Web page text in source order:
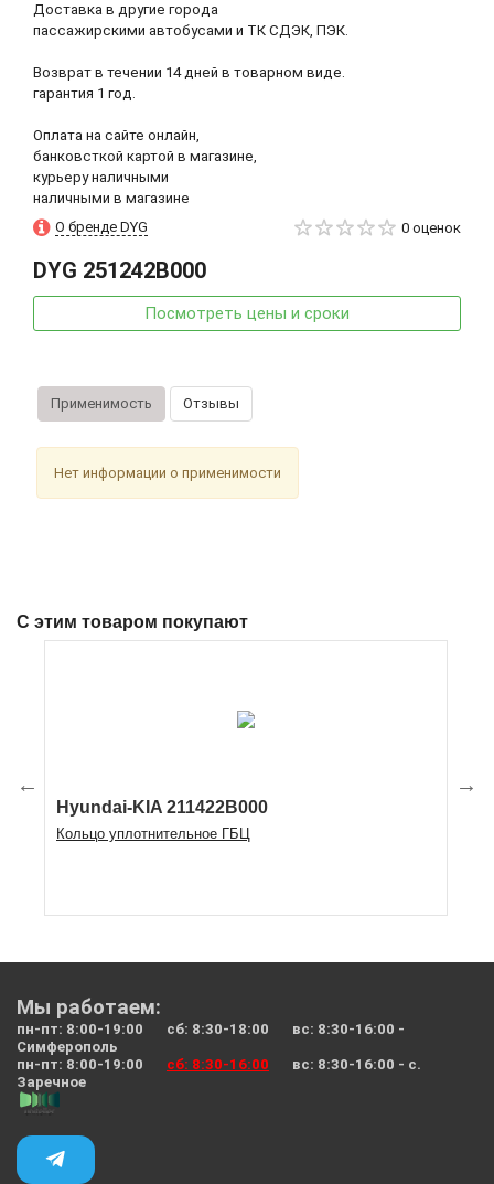
Доставка в другие города
пассажирскими автобусами и ТК СДЭК, ПЭК.
Возврат в течении 14 дней в товарном виде.
гарантия 1 год.
Оплата на сайте онлайн,
банковсткой картой в магазине,
курьеру наличными
наличными в магазине
О бренде DYG
0 оценок
DYG 251242B000
Посмотреть цены и сроки
Применимость Отзывы
Нет информации о применимости
С этим товаром покупают
Hyundai-KIA 211422B000
Кольцо уплотнительное ГБЦ
Мы работаем:
пн-пт: 8:00-19:00 сб: 8:30-18:00 вс: 8:30-16:00 -
Симферополь
пн-пт: 8:00-19:00 сб: 8:30-16:00 вс: 8:30-16:00 - с.
Заречное